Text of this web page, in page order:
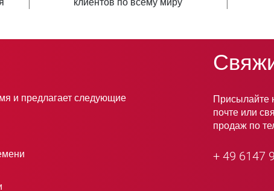
стран, куда поставляется продукция
и предлагает следующие
Присылайте
почте или
продаж по
+ 49 6147